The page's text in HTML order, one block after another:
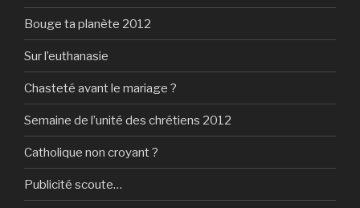
Bouge ta planète 2012
Sur l’euthanasie
Chasteté avant le mariage ?
Semaine de l’unité des chrétiens 2012
Catholique non croyant ?
Publicité scoute…